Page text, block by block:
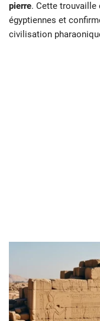
pierre. Cette
égyptiennes et
civilisation